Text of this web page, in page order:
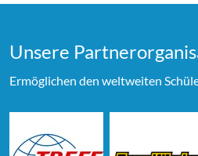
Unsere
Ermöglichen den weltweiten